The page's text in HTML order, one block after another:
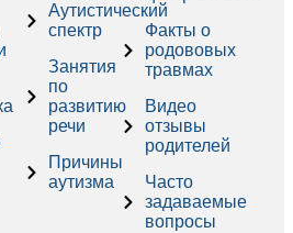
Аутистический
спектр
Занятия
по
развитию
речи
Причины
аутизма
Факты о
родововых
травмах
Видео
отзывы
родителей
Часто
задаваемые
вопросы